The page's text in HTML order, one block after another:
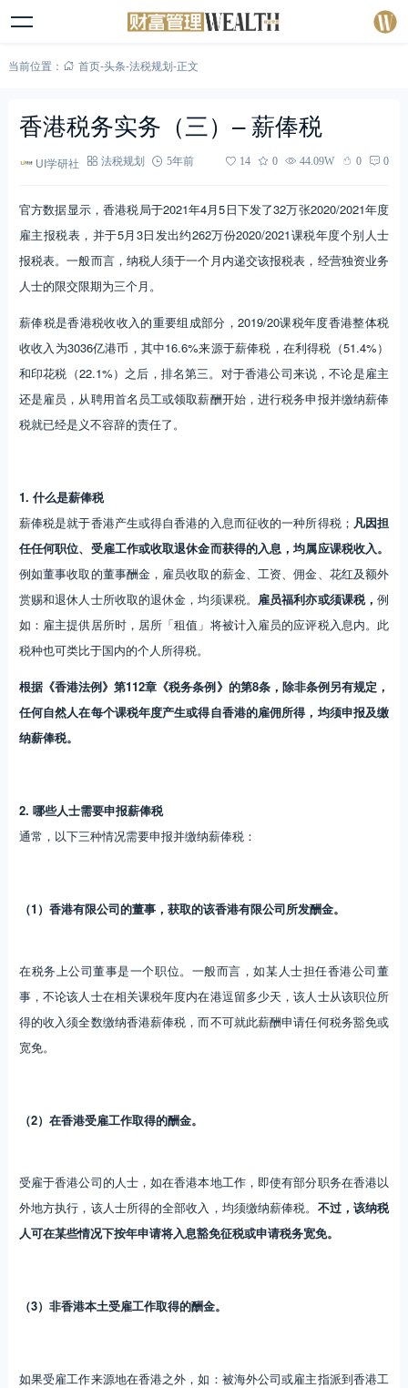
当前位置： 首页-头条-法税规划-正文
香港税务实务（三）– 薪俸税
UI学研社 法税规划 5年前 14 0 44.09W 0 0
官方数据显示，香港税局于2021年4月5日下发了32万张2020/2021年度
雇主报税表，并于5月3日发出约262万份2020/2021课税年度个别人士
报税表。一般而言，纳税人须于一个月内递交该报税表，经营独资业务
人士的限交限期为三个月。
薪俸税是香港税收收入的重要组成部分，2019/20课税年度香港整体税
收收入为3036亿港币，其中16.6%来源于薪俸税，在利得税（51.4%）
和印花税（22.1%）之后，排名第三。对于香港公司来说，不论是雇主
还是雇员，从聘用首名员工或领取薪酬开始，进行税务申报并缴纳薪俸
税就已经是义不容辞的责任了。
1. 什么是薪俸税
薪俸税是就于香港产生或得自香港的入息而征收的一种所得税； 凡因担
任任何职位、受雇工作或收取退休金而获得的入息，均属应课税收入。
例如董事收取的董事酬金，雇员收取的薪金、工资、佣金、花红及额外
赏赐和退休人士所收取的退休金，均须课税。 雇员福利亦或须课税，例
如：雇主提供居所时，居所「租值」将被计入雇员的应评税入息内。此
税种也可类比于国内的个人所得税。
根据《香港法例》第112章《税务条例》的第8条，除非条例另有规定，
任何自然人在每个课税年度产生或得自香港的雇佣所得，均须申报及缴
纳薪俸税。
2. 哪些人士需要申报薪俸税
通常，以下三种情况需要申报并缴纳薪俸税：
（1）香港有限公司的董事，获取的该香港有限公司所发酬金。
在税务上公司董事是一个职位。一般而言，如某人士担任香港公司董
事，不论该人士在相关课税年度内在港逗留多少天，该人士从该职位所
得的收入须全数缴纳香港薪俸税，而不可就此薪酬申请任何税务豁免或
宽免。
（2）在香港受雇工作取得的酬金。
受雇于香港公司的人士，如在香港本地工作，即使有部分职务在香港以
外地方执行，该人士所得的全部收入，均须缴纳薪俸税。 不过，该纳税
人可在某些情况下按年申请将入息豁免征税或申请税务宽免。
（3）非香港本土受雇工作取得的酬金。
如果受雇工作来源地在香港之外，如：被海外公司或雇主指派到香港工